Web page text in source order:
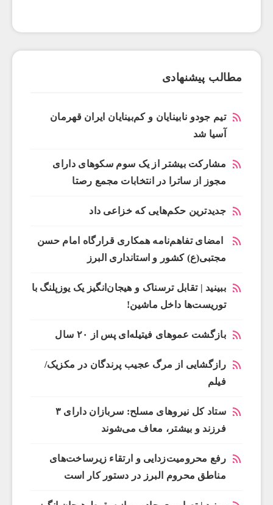
مطالب پیشنهادی
تیم جودو نابینایان و کم‌بینایان ایران قهرمان
آسیا شد
مشارکت بیشتر از یک سوم سکوهای دارای
مجوز از ساترا در انتخابات مجمع رصتا
جدیدترین حکم‌هایی که خزاعی داد
امضای تفاهم‌نامه همکاری قرارگاه امام حسن
مجتبی(ع) کشور و استانداری البرز
ببینید | تقابل ترسناک و هیجان‌انگیز یک یوزپلنگ با
توریست‌ها داخل ماشین!
بازگشت عموهای فیتیله‌ای پس از ۲۰ سال
رازگشایی از مرگ عجیب پرندگان در مکزیک/
فیلم
ستاد کل نیروهای مسلح: سربازان دارای ۳
فرزند و بیشتر، معاف می‌شوند
رفع محرومیت‌زدایی و ارتقاء زیرساخت‌های
مناطق محروم البرز در دستور کار است